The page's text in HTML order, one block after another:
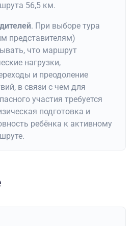
56,5 км.
. При выборе тура
представителям)
что маршрут
нагрузки,
и преодоление
в связи с чем для
участия требуется
подготовка и
ребёнка к активному